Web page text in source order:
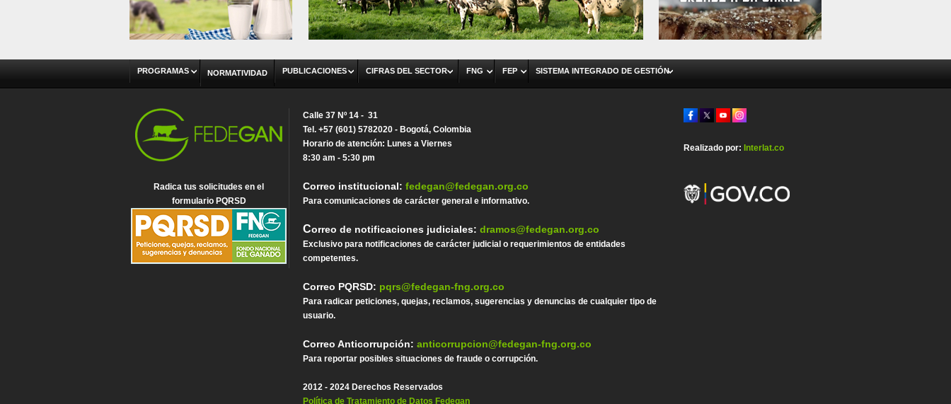
PROGRAMAS NORMATIVIDAD PUBLICACIONES CIFRAS DEL SECTOR FNG FEP SISTEMA INTEGRADO DE GESTIÓN
Radica tus solicitudes en el
formulario PQRSD
Calle 37 Nº 14 - 31
Tel. +57 (601) 5782020 - Bogotá, Colombia
Horario de atención: Lunes a Viernes
8:30 am - 5:30 pm
Correo institucional:fedegan@fedegan.org.co
Para comunicaciones de carácter general e informativo.
Correo de notificaciones judiciales:dramos@fedegan.org.co
Exclusivo para notificaciones de carácter judicial o requerimientos de entidades
competentes.
Correo PQRSD: pqrs@fedegan-fng.org.co
Para radicar peticiones, quejas, reclamos, sugerencias y denuncias de cualquier tipo de
usuario.
Correo Anticorrupción:anticorrupcion@fedegan-fng.org.co
Para reportar posibles situaciones de fraude o corrupción.
2012 - 2024 Derechos Reservados
Política de Tratamiento de Datos Fedegan
Realizado por:Interlat.co